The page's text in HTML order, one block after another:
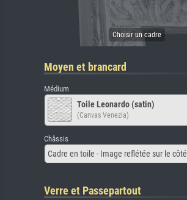
Moyen et brancard
Médium
Toile Leonardo (satin)
(Canvas Venezia)
Châssis
Cadre en toile - Image reflétée sur le côté
Verre et Passepartout